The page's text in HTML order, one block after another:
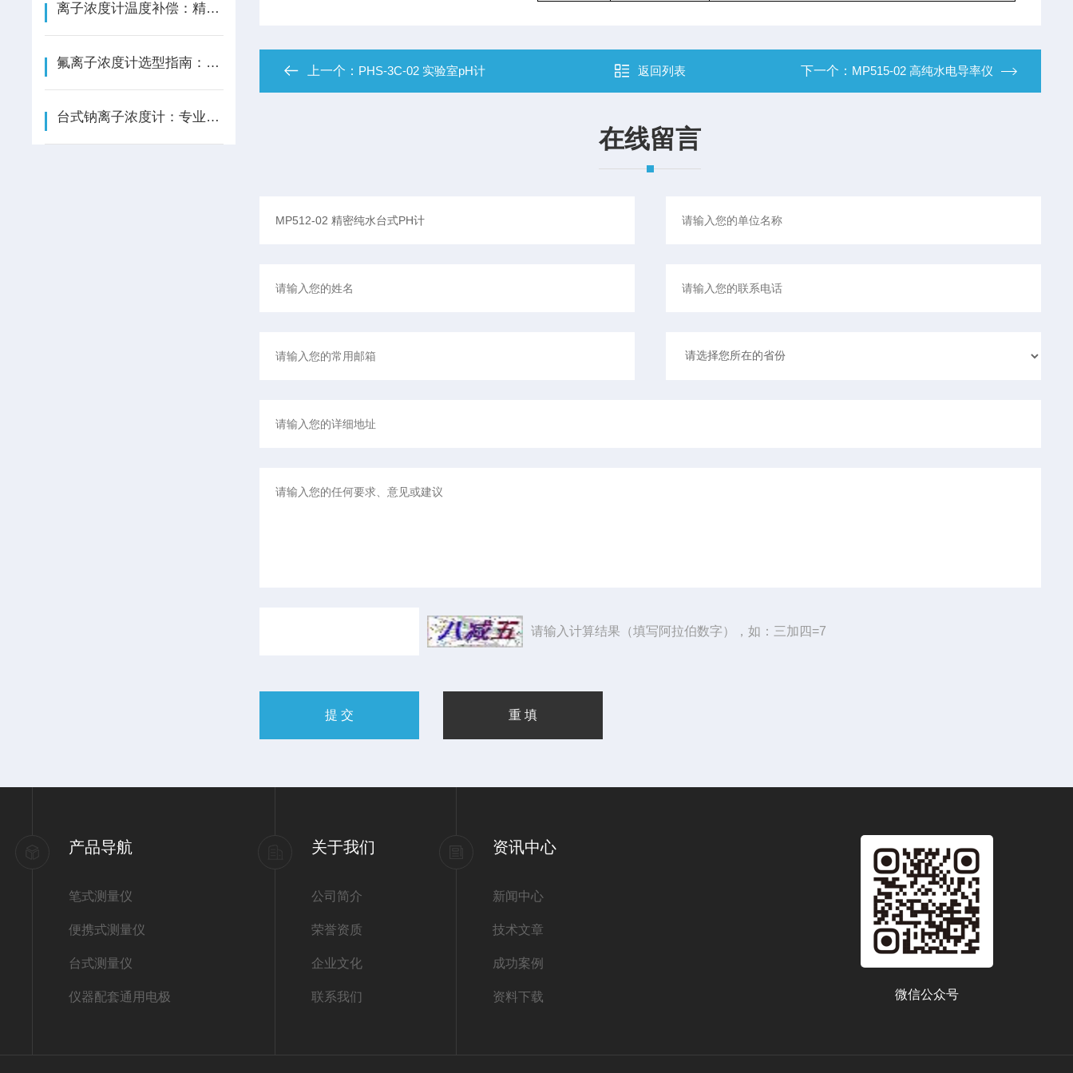
离子浓度计温度补偿：精准施策，消除检测误差
氟离子浓度计选型指南：场景锚定，精准匹配检测需求
台式钠离子浓度计：专业、可靠的离子分析保障
上一个： PHS-3C-02 实验室pH计 返回列表 下一个： MP515-02 高纯水电导率仪
在线留言
请输入计算结果（填写阿拉伯数字），如：三加四=7
产品导航
笔式测量仪
便携式测量仪
台式测量仪
仪器配套通用电极
关于我们
公司简介
荣誉资质
企业文化
联系我们
资讯中心
新闻中心
技术文章
成功案例
资料下载 微信公众号